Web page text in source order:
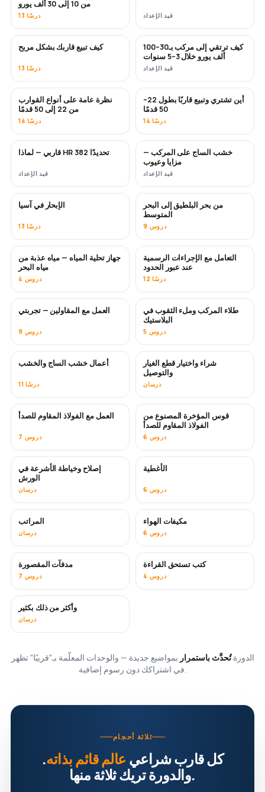
من 10 إلى 30 ألف يورو
13 درسًا قيد الإعداد
جديد
كيف تبيع قاربك بشكل مربح
13 درسًا
جديد
كيف ترتقي إلى مركب بـ30–100
ألف يورو خلال 3–5 سنوات
قيد الإعداد
قريبًا
نظرة عامة على أنواع القوارب
من 22 إلى 50 قدمًا
14 درسًا
قريبًاأين تشتري وتبيع قاربًا بطول 22–
50 قدمًا
14 درسًا
قريبًا قاربي — لماذا HR 382 تحديدًا
قيد الإعداد
قريبًا
خشب الساج على المركب —
مزايا وعيوب
قيد الإعداد
قريبًا
الإبحار في آسيا
13 درسًا
قريبًا
من بحر البلطيق إلى البحر
المتوسط
9 دروس
قريبًا
جهاز تحلية المياه — مياه عذبة من
مياه البحر
4 دروس
التعامل مع الإجراءات الرسمية
عند عبور الحدود
12 درسًا
قريبًا
العمل مع المقاولين — تجربتي
9 دروس
قريبًا
طلاء المركب وملء الثقوب في
البلاستيك
5 دروس
أعمال خشب الساج والخشب
11 درسًا
قريبًا
شراء واختيار قطع الغيار
والتوصيل
درسان
قريبًا
العمل مع الفولاذ المقاوم للصدأ
7 دروس
قوس المؤخرة المصنوع من
الفولاذ المقاوم للصدأ
6 دروس
قريبًا
إصلاح وخياطة الأشرعة في
الورش
درسان
الأغطية
6 دروس
المراتب
درسان
قريبًا
مكيفات الهواء
6 دروس
قريبًا
مدفآت المقصورة
7 دروس
قريبًا
كتب تستحق القراءة
4 دروس
قريبًا
وأكثر من ذلك بكثير
درسان
الدورةتُحدَّث باستمرار بمواضيع جديدة — والوحدات المعلّمة بـ"قريبًا" تظهر
في اشتراكك دون رسوم إضافية.
ثلاثة أحجام
كل قارب شراعي عالم قائم بذاته.
والدورة تريك ثلاثة منها.